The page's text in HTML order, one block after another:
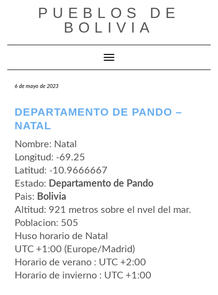
PUEBLOS DE
BOLIVIA
Cambiar modo de navegación
6 de mayo de 2023
DEPARTAMENTO DE PANDO –
NATAL
Nombre: Natal
Longitud: -69.25
Latitud: -10.9666667
Estado: Departamento de Pando
Pais: Bolivia
Altitud: 921 metros sobre el nvel del mar.
Poblacion: 505
Huso horario de Natal
UTC +1:00 (Europe/Madrid)
Horario de verano : UTC +2:00
Horario de invierno : UTC +1:00